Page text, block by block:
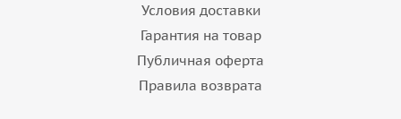
Условия доставки
Гарантия на товар
Публичная оферта
Правила возврата